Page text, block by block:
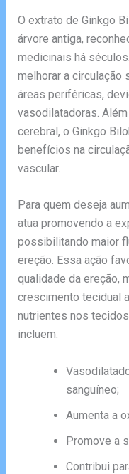
O extrato de Ginkgo
árvore antiga,
medicinais há
melhorar a circulação
áreas periféricas,
vasodilatadoras.
cerebral, o Ginkgo
benefícios na
vascular.
Para quem deseja
atua promovendo a
possibilitando maior
ereção. Essa ação
qualidade da ereção,
crescimento tecidual
nutrientes nos
incluem:
sanguíneo;
Aumenta a
Promove a
Contribui